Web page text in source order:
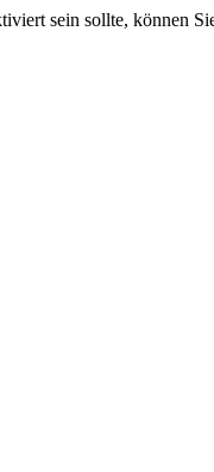
sein sollte, können